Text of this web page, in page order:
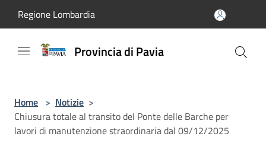
Regione Lombardia
Provincia di Pavia
Home > Notizie >
Chiusura totale al transito del Ponte delle Barche per
lavori di manutenzione straordinaria dal 09/12/2025